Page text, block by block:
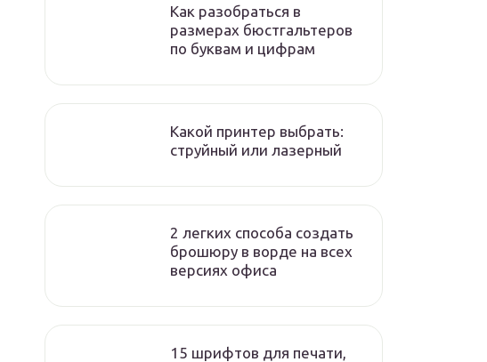
Как разобраться в
размерах бюстгальтеров
по буквам и цифрам
Какой принтер выбрать:
струйный или лазерный
2 легких способа создать
брошюру в ворде на всех
версиях офиса
15 шрифтов для печати,